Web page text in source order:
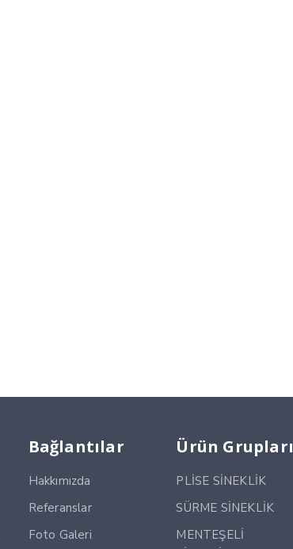
Bağlantılar
Hakkımızda
Referanslar
Foto Galeri
Ürün Grupları
PLİSE SİNEKLİK
SÜRME SİNEKLİK
MENTEŞELİ